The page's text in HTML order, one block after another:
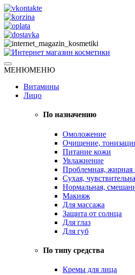
Skip
to
content
Интернет магазин
Натуральная косметика
МЕНЮМЕНЮ
Витамины
Лицо
По назначению
Омоложение
Очищение,
Питание кожи
Увлажнение
Проблемная, жирная
Сухая,
Нормальная,
Макияж
Для массажа
Защита от солнца
Для глаз
Для губ
По типу средства
Кремы для лица